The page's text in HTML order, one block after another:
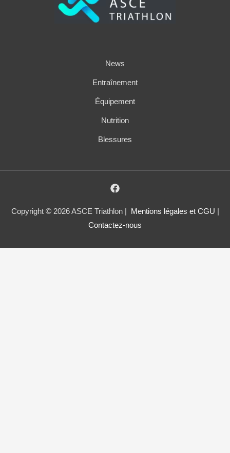
News
Entraînement
Équipement
Nutrition
Blessures
Copyright © 2026 ASCE Triathlon | Mentions légales et CGU
Contactez-nous